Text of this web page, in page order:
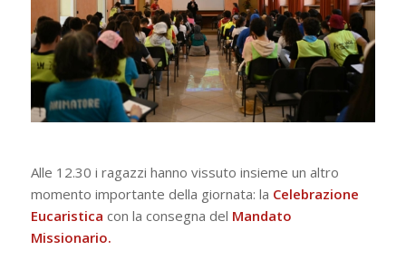
Alle 12.30 i ragazzi hanno vissuto insieme un altro
momento importante della giornata: la Celebrazione
Eucaristica con la consegna del Mandato
Missionario.